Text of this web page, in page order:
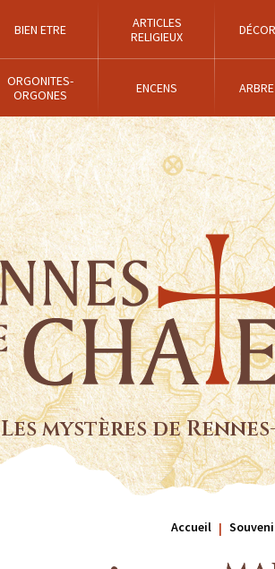
BIEN ETRE
ARTICLES
RELIGIEUX
ORGONITES-
ORGONES
ENCENS
Les mystères de
Accueil